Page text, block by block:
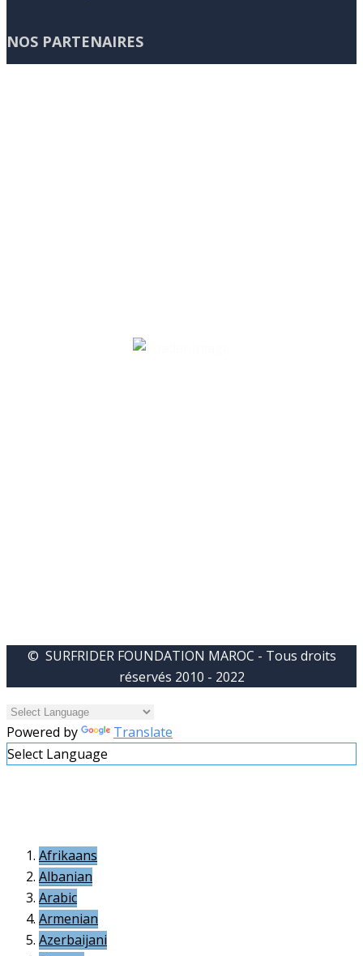
NOS PARTENAIRES
© SURFRIDER FOUNDATION MAROC - Tous droits
réservés 2010 - 2022
Powered by
Translate
Select Language
Afrikaans
Albanian
Arabic
Armenian
Azerbaijani